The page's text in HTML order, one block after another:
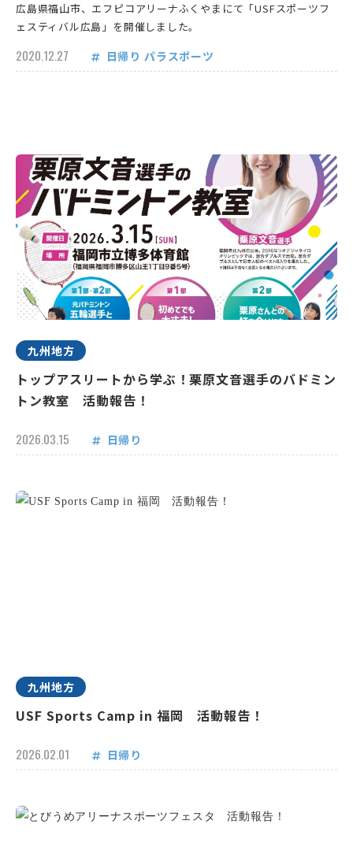
広島県福山市、エフピコアリーナふくやまにて「USFスポーツフ
ェスティバル広島」を開催しました。
2020.12.27 日帰り パラスポーツ
九州地方
トップアスリートから学ぶ！栗原文音選手のバドミン
トン教室 活動報告！
2026.03.15 日帰り
九州地方
USF Sports Camp in 福岡 活動報告！
2026.02.01 日帰り